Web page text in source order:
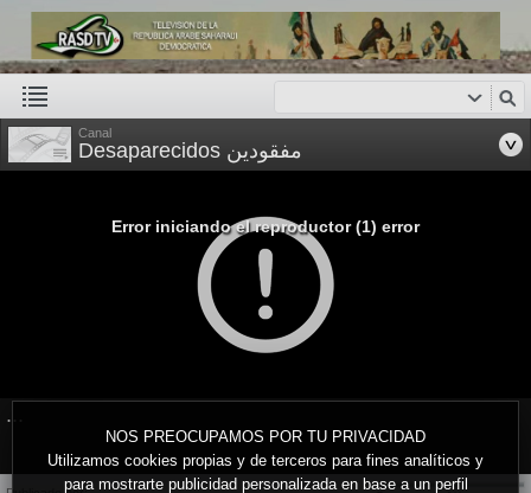
NOS PREOCUPAMOS POR TU PRIVACIDAD
Utilizamos cookies propias y de terceros para fines analíticos y
para mostrarte publicidad personalizada en base a un perfil
Canal
Desaparecidos مفقودين
Error iniciando el reproductor (1) error
...